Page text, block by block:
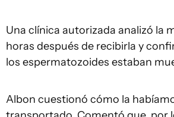
Una clínica autorizada analizó la
horas después de recibirla y
los espermatozoides estaban
Albon cuestionó cómo la